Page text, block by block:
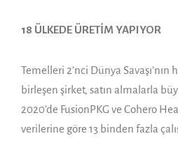
18 ÜLKEDE ÜRETİM YAPIYOR
Temelleri 2’nci Dünya
birleşen şirket, satın almalarla
2020’de FusionPKG ve Cohero
verilerine göre 13 binden fazla